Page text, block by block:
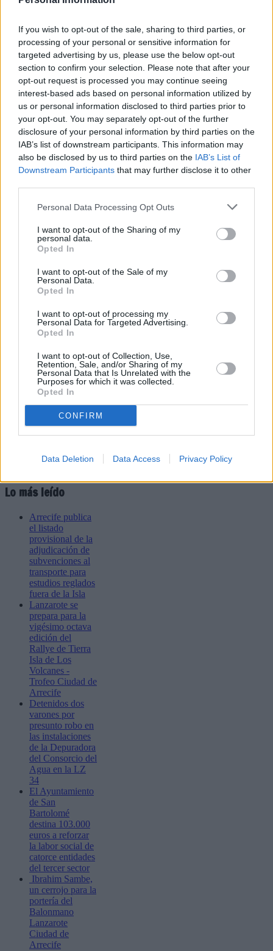
If you wish to opt-out of the sale, sharing to third parties, or
processing of your personal or sensitive information for
targeted advertising by us, please use the below opt-out
section to confirm your selection. Please note that after your
opt-out request is processed you may continue seeing
interest-based ads based on personal information utilized by
us or personal information disclosed to third parties prior to
your opt-out. You may separately opt-out of the further
disclosure of your personal information by third parties on the
IAB’s list of downstream participants. This information may
also be disclosed by us to third parties on the IAB’s List of
Downstream Participants that may further disclose it to other
Personal Data Processing Opt Outs
I want to opt-out of the Sharing of my
personal data.
Opted In
I want to opt-out of the Sale of my
Personal Data.
Opted In
I want to opt-out of processing my
Personal Data for Targeted Advertising.
Opted In
I want to opt-out of Collection, Use,
Retention, Sale, and/or Sharing of my
Personal Data that Is Unrelated with the
Purposes for which it was collected.
Opted In
CONFIRM
Data Deletion Data Access Privacy Policy
febrero, a las 18:00 horas, en el
Auditorio de la Cueva de los Verdes,
con la clausura a cargo de los músicos
Federica Artuso, José Chaparro,
Chaparro de Málaga, Liana Llauger,
Antonio de la Rosa, Luis Alberto Soria,
Alexis Vallejos, Mirta Álvarez y Paolo
Besson.
Escribir un comentario
Nombre
(requerido)
Refescar
JComments
PUBLICIDAD
Lo más leído
Arrecife publica
el listado
provisional de la
adjudicación de
subvenciones al
transporte para
estudios reglados
fuera de la Isla
Lanzarote se
prepara para la
vigésimo octava
edición del
Rallye de Tierra
Isla de Los
Volcanes -
Trofeo Ciudad de
Arrecife
Detenidos dos
varones por
presunto robo en
las instalaciones
de la Depuradora
del Consorcio del
Agua en la LZ
34
El Ayuntamiento
de San
Bartolomé
destina 103.000
euros a reforzar
la labor social de
catorce entidades
del tercer sector
Ibrahim Sambe,
un cerrojo para la
portería del
Balonmano
Lanzarote
Ciudad de
Arrecife